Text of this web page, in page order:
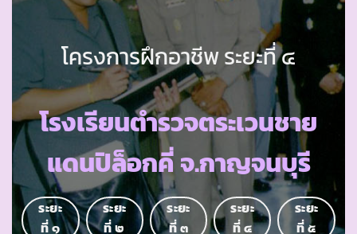
โครงการฝึกอาชีพ ระยะที่ ๔
โรงเรียนตำรวจตระเวนชาย
แดนปิล็อกคี่ จ.กาญจนบุรี
ระยะ
ที่ ๑
ระยะ
ที่ ๒
ระยะ
ที่ ๓
ระยะ
ที่ ๔
ระยะ
ที่ ๕